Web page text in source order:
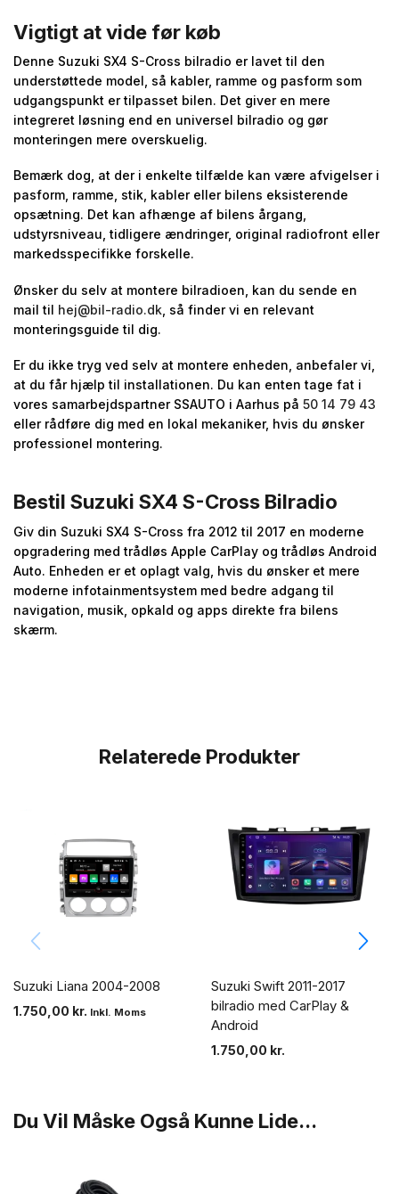
Vigtigt at vide før køb
Denne Suzuki SX4 S-Cross bilradio er lavet til den
understøttede model, så kabler, ramme og pasform som
udgangspunkt er tilpasset bilen. Det giver en mere
integreret løsning end en universel bilradio og gør
monteringen mere overskuelig.
Bemærk dog, at der i enkelte tilfælde kan være afvigelser i
pasform, ramme, stik, kabler eller bilens eksisterende
opsætning. Det kan afhænge af bilens årgang,
udstyrsniveau, tidligere ændringer, original radiofront eller
markedsspecifikke forskelle.
Ønsker du selv at montere bilradioen, kan du sende en
mail til hej@bil-radio.dk , så finder vi en relevant
monteringsguide til dig.
Er du ikke tryg ved selv at montere enheden, anbefaler vi,
at du får hjælp til installationen. Du kan enten tage fat i
vores samarbejdspartner SSAUTO i Aarhus på 50 14 79 43
eller rådføre dig med en lokal mekaniker, hvis du ønsker
professionel montering.
Bestil Suzuki SX4 S-Cross Bilradio
Giv din Suzuki SX4 S-Cross fra 2012 til 2017 en moderne
opgradering med trådløs Apple CarPlay og trådløs Android
Auto. Enheden er et oplagt valg, hvis du ønsker et mere
moderne infotainmentsystem med bedre adgang til
navigation, musik, opkald og apps direkte fra bilens
skærm.
Relaterede Produkter
Suzuki Liana 2004-2008
1.750,00 kr. Inkl. Moms
Suzuki Swift 2011-2017
bilradio med CarPlay &
Android
1.750,00 kr.
Du Vil Måske Også Kunne Lide...